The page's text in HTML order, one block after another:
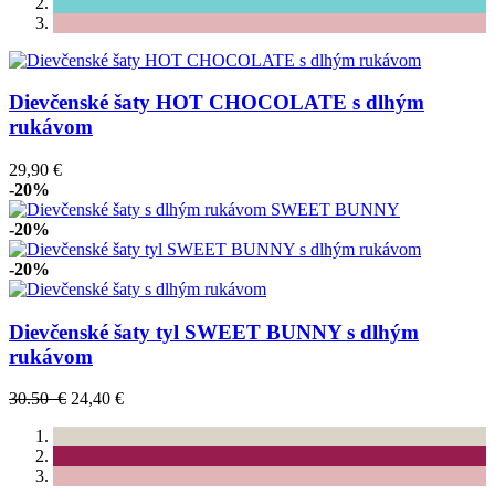
Dievčenské šaty HOT CHOCOLATE s dlhým
rukávom
29,90 €
-20%
-20%
-20%
Dievčenské šaty tyl SWEET BUNNY s dlhým
rukávom
30.50 € 24,40 €